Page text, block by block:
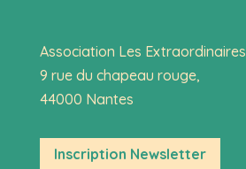
Association Les Extraordinaires
9 rue du chapeau rouge,
44000 Nantes
Inscription Newsletter